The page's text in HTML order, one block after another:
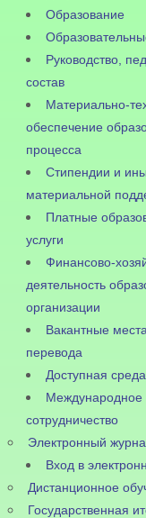
Образование
Руководство,
состав
Материально-
обеспечение
процесса
Стипендии и
материальной
Платные
услуги
Финансово-
деятельность
организации
Вакантные
перевода
Доступная среда
Международное
сотрудничество
Электронный
Вход в
Дистанционное
Государственная